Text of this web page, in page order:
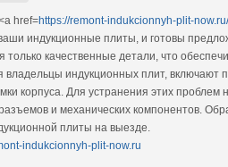
href=https://remont-indukcionnyh-plit-
индукционные плиты, и готовы
качественные детали, что
индукционных плит, включают
корпуса. Для устранения этих
и механических компонентов.
плиты на выезде.
indukcionnyh-plit-now.ru